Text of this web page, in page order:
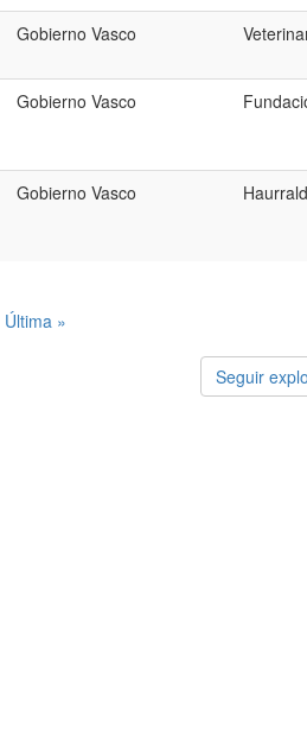
Gobierno Vasco
Gobierno Vasco
Gobierno Vasco
Última »
Seguir